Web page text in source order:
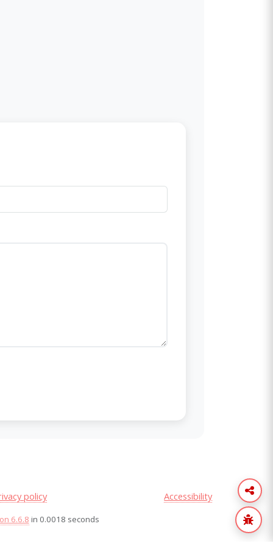
policy Accessibility
6.6.8 in 0.0018 seconds